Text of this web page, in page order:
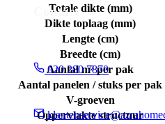
Contact
020 280 7870
Totale dikte (mm)
Dikte toplaag (mm)
Lengte (cm)
Breedte (cm)
Aantal m² per pak
Aantal panelen / stuks per pak
V-groeven
Oppervlakte structuur